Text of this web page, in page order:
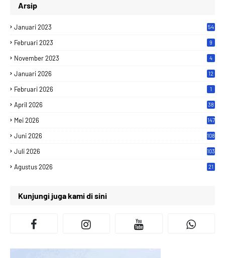
Arsip
Januari 2023 54
Februari 2023 9
November 2023 4
Januari 2026 12
Februari 2026 1
April 2026 38
Mei 2026 147
Juni 2026 108
Juli 2026 103
Agustus 2026 21
Kunjungi juga kami di sini